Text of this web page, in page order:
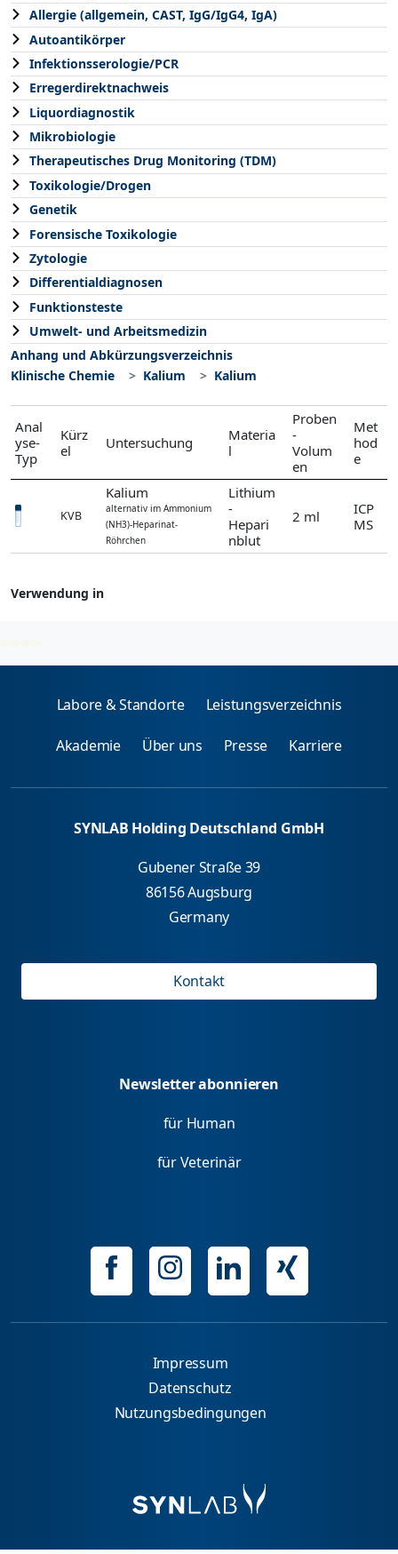
Allergie (allgemein, CAST, IgG/IgG4, IgA)
Autoantikörper
Infektionsserologie/PCR
Erregerdirektnachweis
Liquordiagnostik
Mikrobiologie
Therapeutisches Drug Monitoring (TDM)
Toxikologie/Drogen
Genetik
Forensische Toxikologie
Zytologie
Differentialdiagnosen
Funktionsteste
Umwelt- und Arbeitsmedizin
Anhang und Abkürzungsverzeichnis
Klinische Chemie
Kalium Kalium
Anal
yse-
Typ
Kürz
el
Untersuchung
Materia
l
Proben
-
Volum
en
Met
hod
e
KVB
Kalium
alternativ im Ammonium
(NH3)-Heparinat-
Röhrchen
Lithium
-
Hepari
nblut
2 ml
ICP
MS
Verwendung in
2026-08-08
Labore & Standorte Leistungsverzeichnis
Akademie Über uns Presse Karriere
SYNLAB Holding Deutschland GmbH
Gubener Straße 39
86156 Augsburg
Germany
Kontakt
Newsletter abonnieren
für Human
für Veterinär
Impressum
Datenschutz
Nutzungsbedingungen